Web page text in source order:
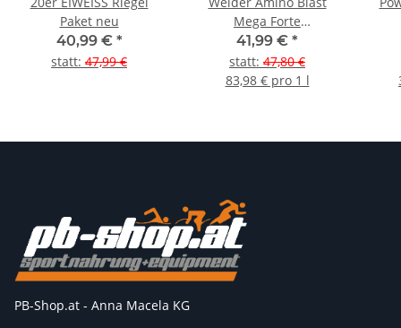
Paket neu
40,99 € *
statt: 47,99 €
Mega Forte
Trinkampulle 20er Pack
41,99 € *
statt: 47,80 €
83,98 € pro 1 l
PB-Shop.at - Anna Macela KG